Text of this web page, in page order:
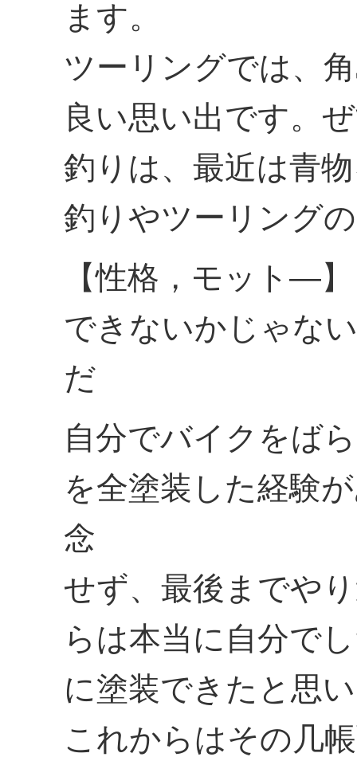
ます。
ツーリングでは、
良い思い出です。
釣りは、最近は青
釣りやツーリング
【性格，モット―
できないかじゃな
だ
自分でバイクをば
を全塗装した経験
念
せず、最後までや
らは本当に自分で
に塗装できたと思
これからはその几